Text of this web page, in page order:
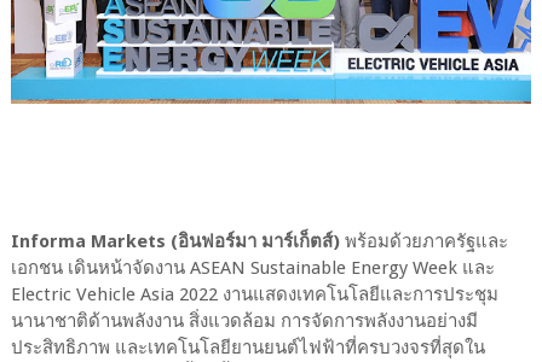
Informa Markets (อินฟอร์มา มาร์เก็ตส์)พร้อมด้วยภาครัฐและ
เอกชน เดินหน้าจัดงาน ASEAN Sustainable Energy Week และ
Electric Vehicle Asia 2022 งานแสดงเทคโนโลยีและการประชุม
นานาชาติด้านพลังงาน สิ่งแวดล้อม การจัดการพลังงานอย่างมี
ประสิทธิภาพ และเทคโนโลยียานยนต์ไฟฟ้าที่ครบวงจรที่สุดใน